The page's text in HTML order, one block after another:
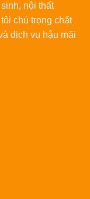
nội thất
chú trọng chất
dịch vụ hậu mãi